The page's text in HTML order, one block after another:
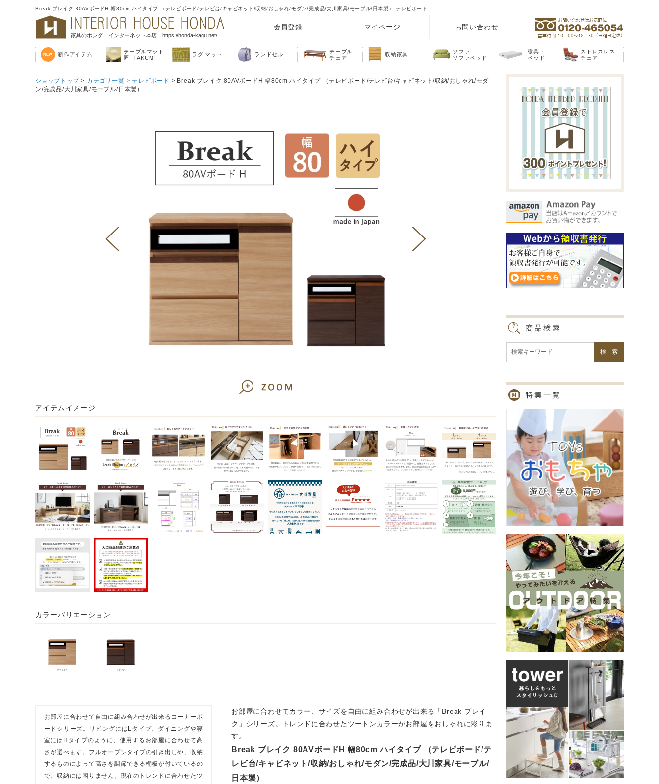
Break ブレイク 80AVボードH 幅80cm ハイタイプ （テレビボード/テレビ台/キャビネット/収納/おしゃれ/モダン/完成品/大川家具/モーブル/日本製） テレビボード
家具のホンダ インターネット本店 https://honda-kagu.net/
会員登録 マイページ お問い合わせ
新作アイテム
テーブルマット
匠 -TAKUMI-
ラグ マット ランドセル
テーブル
チェア
収納家具
ソファ
ソファベッド
寝具・
ベッド
ストレスレス
チェア
ショップトップ> カテゴリ一覧 > テレビボード > Break ブレイク 80AVボードH 幅80cm ハイタイプ （テレビボード/テレビ台/キャビネット/収納/おしゃれ/モダ
ン/完成品/大川家具/モーブル/日本製）
アイテムイメージ
カラーバリエーション
お部屋に合わせて自由に組み合わせが出来るコーナーボ
ードシリーズ。リビングにはLタイプ、ダイニングや寝
室にはHタイプのように、使用するお部屋に合わせて高
さが選べます。フルオープンタイプの引き出しや、収納
するものによって高さを調節できる棚板が付いているの
で、収納には困りません。現在のトレンドに合わせたツ
お部屋に合わせてカラー、サイズを自由に組み合わせが出来る「Break ブレイ
ク」シリーズ。トレンドに合わせたツートンカラーがお部屋をおしゃれに彩りま
す。
Break ブレイク 80AVボードH 幅80cm ハイタイプ （テレビボード/テ
レビ台/キャビネット/収納/おしゃれ/モダン/完成品/大川家具/モーブル/
日本製）